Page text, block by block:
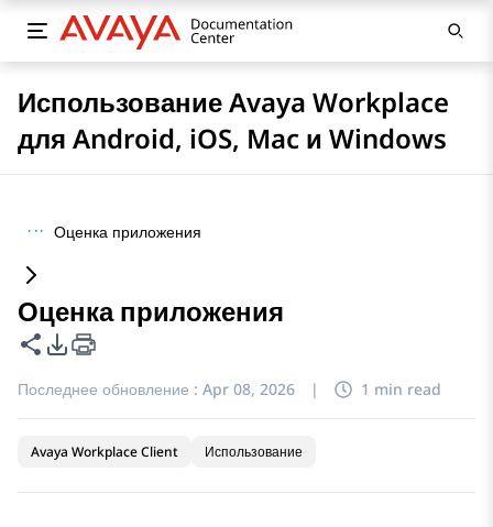
Использование Avaya Workplace
для Android, iOS, Mac и Windows
··· Оценка приложения
Оценка приложения
Поделиться этой страницей
Параметры экспорта PDF
Последнее обновление : Apr 08, 2026 | 1 min read
Avaya Workplace Client Использование